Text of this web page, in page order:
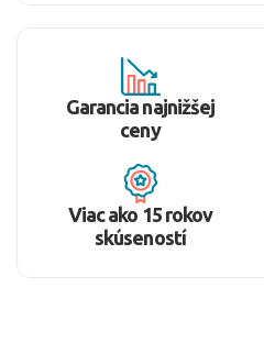
Garancia najnižšej
ceny
Viac ako 15 rokov
skúseností